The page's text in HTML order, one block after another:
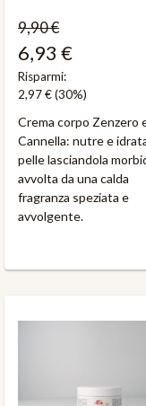
9,90 €
6,93 €
Risparmi:
2,97 €(30%)
Crema corpo Zenzero
Cannella: nutre e
pelle lasciandola
avvolta da una calda
fragranza speziata e
avvolgente.